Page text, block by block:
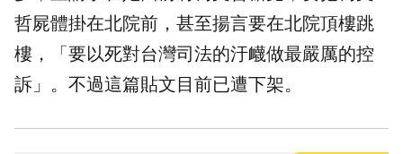
哲屍體掛在北院前，甚至揚言要在北院頂樓跳
樓，「要以死對台灣司法的汙衊做最嚴厲的控
訴」。不過這篇貼文目前已遭下架。